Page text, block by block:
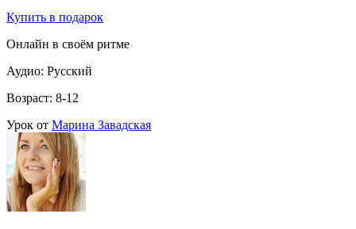
Купить в подарок
Онлайн в своём ритме
Аудио: Русский
Возраст: 8-12
Урок от Марина Завадская